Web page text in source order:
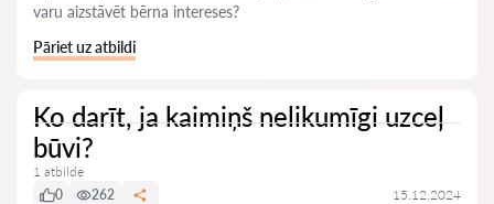
varu aizstāvēt bērna intereses?
Pāriet uz atbildi
Ko darīt, ja kaimiņš nelikumīgi uzceļ
būvi?
1 atbilde
0
262 15.12.2024